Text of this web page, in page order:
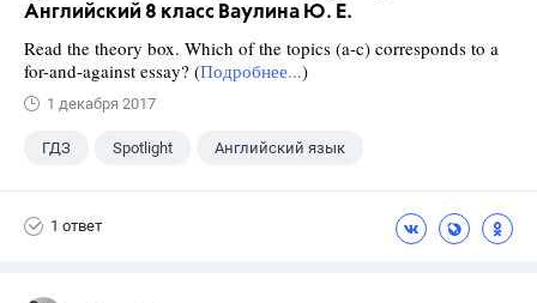
Английский 8 класс Ваулина Ю. Е.
Read the theory box. Which of the topics (a-c) corresponds to a
for-and-against essay? (Подробнее...)
1 декабря 2017
ГДЗ Spotlight Английский язык
1 ответ